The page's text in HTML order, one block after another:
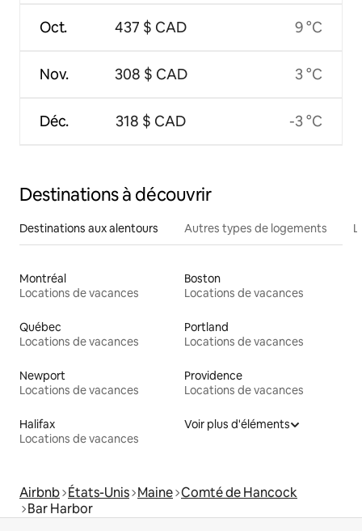
Oct.
Nov.
Déc.
437 $ CAD
308 $ CAD
318 $ CAD
9 °C
3 °C
-3 °C
Destinations à découvrir
Destinations aux alentours Autres types de logements
Montréal
Locations de vacances
Boston
Locations de vacances
Québec
Locations de vacances
Portland
Locations de vacances
Newport
Locations de vacances
Providence
Locations de vacances
Halifax
Locations de vacances
Voir plus d'éléments
Airbnb États-Unis Maine Comté de Hancock
Bar Harbor